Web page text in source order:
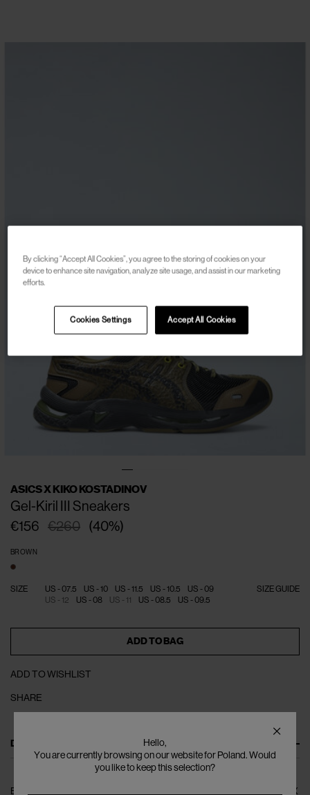
ASICS X KIKO KOSTADINOV
Gel-Kiril III Sneakers
€260
€156 (40%)
BROWN
SIZE GUIDE
SIZE US - 07.5 US - 10 US - 11.5 US - 10.5
US - 09
US - 12
US - 08 US - 11 US - 08.5 US - 09.5
ADD TO BAG
ADD TO WISHLIST
SHARE
DESCRIPTION
Entra nel mondo dell'abbigliamento sportivo di alta moda con le ASICS X
By clicking “Accept All Cookies”, you agree to the storing of cookies on your
device to enhance site navigation, analyze site usage, and assist in our marketing
efforts.
Accept All Cookies
Cookies Settings
Hello,
You are currently browsing on our website for Poland. Would
you like to keep this selection?